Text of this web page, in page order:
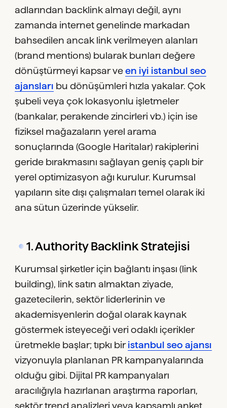
adlarından backlink almayı değil, aynı
zamanda internet genelinde markadan
bahsedilen ancak link verilmeyen alanları
(brand mentions) bularak bunları değere
dönüştürmeyi kapsar veen iyi istanbul seo
ajansları bu dönüşümleri hızla yakalar. Çok
şubeli veya çok lokasyonlu işletmeler
(bankalar, perakende zincirleri vb.) için ise
fiziksel mağazaların yerel arama
sonuçlarında (Google Haritalar) rakiplerini
geride bırakmasını sağlayan geniş çaplı bir
yerel optimizasyon ağı kurulur. Kurumsal
yapıların site dışı çalışmaları temel olarak iki
ana sütun üzerinde yükselir.
1. Authority Backlink Stratejisi
Kurumsal şirketler için bağlantı inşası (link
building), link satın almaktan ziyade,
gazetecilerin, sektör liderlerinin ve
akademisyenlerin doğal olarak kaynak
göstermek isteyeceği veri odaklı içerikler
üretmekle başlar; tıpkı bir istanbul seo ajansı
vizyonuyla planlanan PR kampanyalarında
olduğu gibi. Dijital PR kampanyaları
aracılığıyla hazırlanan araştırma raporları,
sektör trend analizleri veya kapsamlı anket